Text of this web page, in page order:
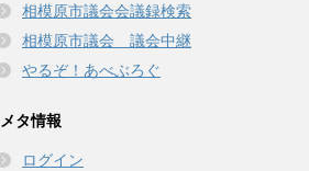
相模原市議会会議録検索
相模原市議会 議会中継
やるぞ！あべぶろぐ
メタ情報
ログイン